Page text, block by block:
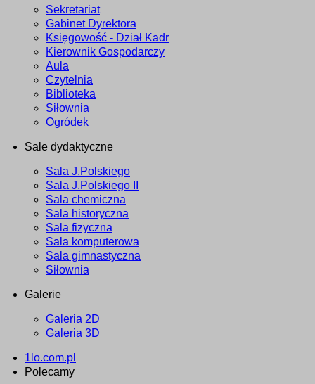
Sekretariat
Gabinet Dyrektora
Księgowość - Dział Kadr
Kierownik Gospodarczy
Aula
Czytelnia
Biblioteka
Siłownia
Ogródek
Sale dydaktyczne
Sala J.Polskiego
Sala J.Polskiego II
Sala chemiczna
Sala historyczna
Sala fizyczna
Sala komputerowa
Sala gimnastyczna
Siłownia
Galerie
Galeria 2D
Galeria 3D
1lo.com.pl
Polecamy